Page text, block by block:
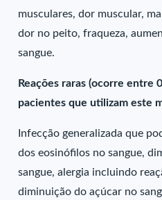
musculares, dor muscular,
dor no peito, fraqueza,
sangue.
Reações raras (ocorre entre
pacientes que utilizam este
Infecção generalizada que
dos eosinófilos no sangue,
sangue, alergia incluindo
diminuição do açúcar no